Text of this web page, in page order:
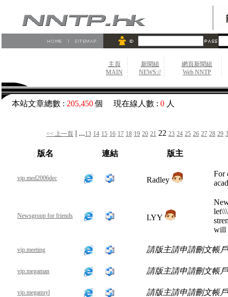
主頁
MAIN
新聞組
NEWS://
網頁新聞組
Web NNTP
本站文章總數 : 205,450個 現在線人數 : 0 人
<< 上一頁 | ...13 14 15 16 17 18 19 20 21 22 23 24 25 26 27 28 29
版名 連結 版主
vip.med2006dec Radley
For
Newsgroup for friends LYY
will
vip.meeting 請版主請申請刪文帳
vip.megaman 請版主請申請刪文帳
vip.meganuyl 請版主請申請刪文帳